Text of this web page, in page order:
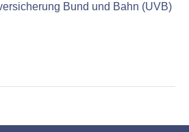
Bund und Bahn (UVB)